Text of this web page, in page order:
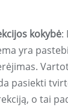
kokybė:
yra
pasiekti
o tai